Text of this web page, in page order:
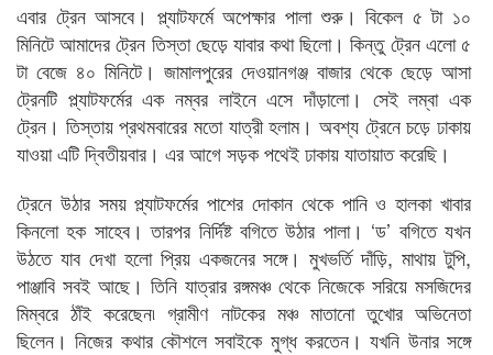
এবার ট্রেন আসবে। প্ল্যাটফর্মে অপেক্ষার পালা শুরু। বিকেল ৫ টা ১০
মিনিটে আমাদের ট্রেন তিস্তা ছেড়ে যাবার কথা ছিলো। কিন্তু ট্রেন এলো ৫
টা বেজে ৪০ মিনিটে। জামালপুরের দেওয়ানগঞ্জ বাজার থেকে ছেড়ে আসা
ট্রেনটি প্ল্যাটফর্মের এক নম্বর লাইনে এসে দাঁড়ালো। সেই লম্বা এক
ট্রেন। তিস্তায় প্রথমবারের মতো যাত্রী হলাম। অবশ্য ট্রেনে চড়ে ঢাকায়
যাওয়া এটি দ্বিতীয়বার। এর আগে সড়ক পথেই ঢাকায় যাতায়াত করেছি।
ট্রেনে উঠার সময় প্ল্যাটফর্মের পাশের দোকান থেকে পানি ও হালকা খাবার
কিনলো হক সাহেব। তারপর নির্দিষ্ট বগিতে উঠার পালা। ‘ড’ বগিতে যখন
উঠতে যাব দেখা হলো প্রিয় একজনের সঙ্গে। মুখভর্তি দাঁড়ি, মাথায় টুপি,
পাঞ্জাবি সবই আছে। তিনি যাত্রার রঙ্গমঞ্চ থেকে নিজেকে সরিয়ে মসজিদের
মিম্বরে ঠাঁই করেছেন৷ গ্রামীণ নাটকের মঞ্চ মাতানো তুখোর অভিনেতা
ছিলেন। নিজের কথার কৌশলে সবাইকে মুগ্ধ করতেন। যখনি উনার সঙ্গে